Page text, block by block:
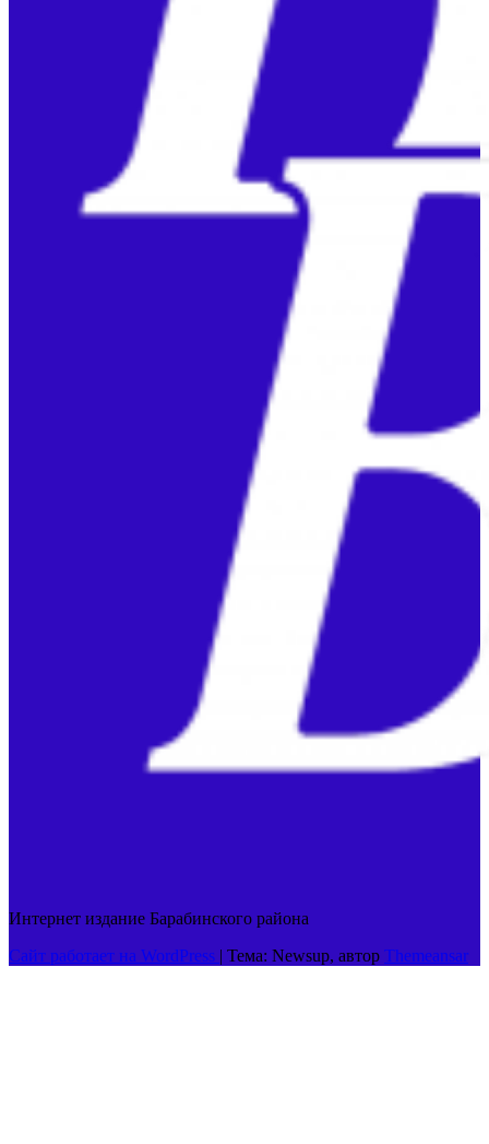
Интернет издание Барабинского района
Сайт работает на WordPress | Тема: Newsup, автор Themeansar